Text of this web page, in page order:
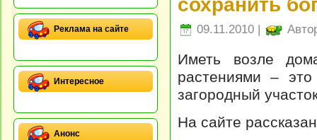
Реклама на сайте
Интересное
Анонс
сохранить
09.11.2010 |
Иметь возле
растениями –
загородный
На сайте